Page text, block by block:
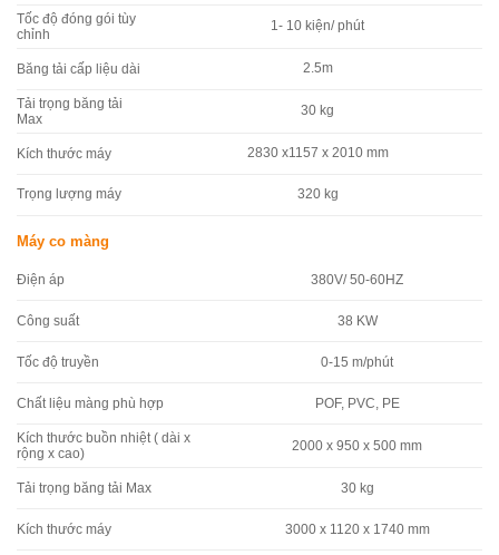
Tốc độ đóng gói tùy
chỉnh
1- 10 kiện/ phút
Băng tải cấp liệu dài 2.5m
Tải trọng băng tải
Max
30 kg
Kích thước máy 2830 x1157 x 2010 mm
Trọng lượng máy 320 kg
Máy co màng
Điện áp 380V/ 50-60HZ
Công suất 38 KW
Tốc độ truyền 0-15 m/phút
Chất liệu màng phù hợp POF, PVC, PE
Kích thước buồn nhiệt ( dài x
rộng x cao)
2000 x 950 x 500 mm
Tải trọng băng tải Max 30 kg
Kích thước máy 3000 x 1120 x 1740 mm